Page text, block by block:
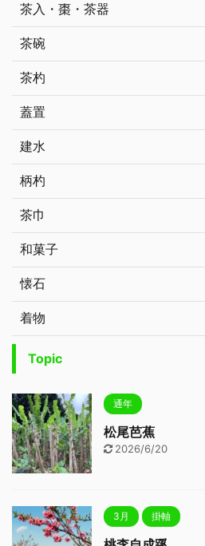
茶入・棗・茶器
茶碗
茶杓
蓋置
建水
柄杓
茶巾
和菓子
懐石
着物
Topic
通年
松尾芭蕉
2026/6/20
3月 掛軸